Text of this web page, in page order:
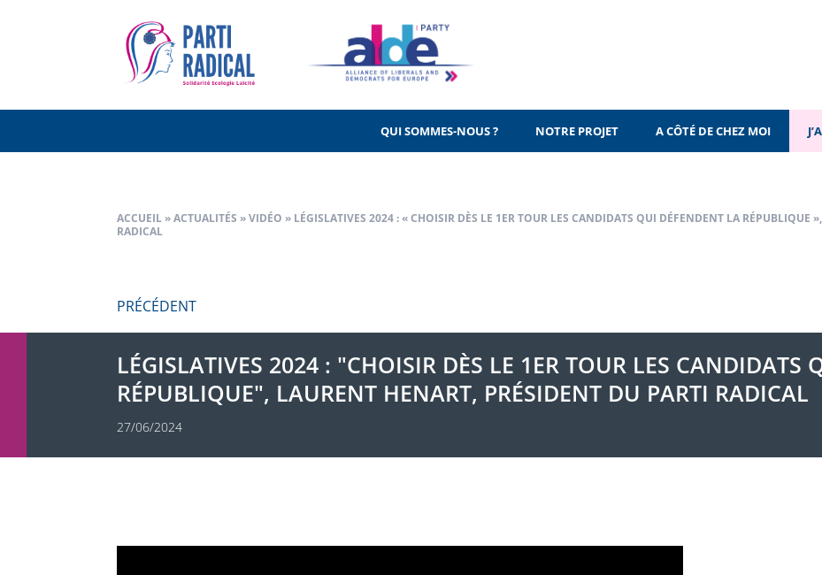
QUI SOMMES-NOUS ? NOTRE PROJET A CÔTÉ DE CHEZ MOI
ACCUEIL »ACTUALITÉS »VIDÉO » LÉGISLATIVES 2024 : « CHOISIR DÈS LE 1ER TOUR LES CANDIDATS QUI DÉFENDENT LA RÉPUBLIQUE
RADICAL
de
l’article
PRÉCÉDENT
LÉGISLATIVES 2024 : "CHOISIR DÈS LE 1ER TOUR LES CANDIDATS
RÉPUBLIQUE", LAURENT HENART, PRÉSIDENT DU PARTI RADICAL
27/06/2024